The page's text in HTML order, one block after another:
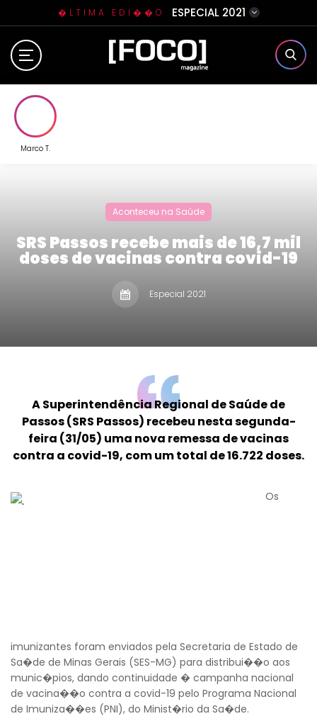
�LTIMA EDI��O ESPECIAL 2021
Home
Contato
Marco T.
Aconteceu na Saúde
SRS Passos recebe mais de 16,7 mil
doses de vacinas contra covid-19
Especial 2021
A Superintendência Regional de Saúde de
Passos (SRS Passos) recebeu nesta segunda-
feira (31/05) uma nova remessa de vacinas
contra a covid-19, com um total de 16.722 doses.
Os
imunizantes foram enviados pela Secretaria de Estado de
Sa�de de Minas Gerais (SES-MG) para distribui��o aos
munic�pios, dando continuidade � campanha nacional
de vacina��o contra a covid-19 pelo Programa Nacional
de Imuniza��es (PNI), do Minist�rio da Sa�de.